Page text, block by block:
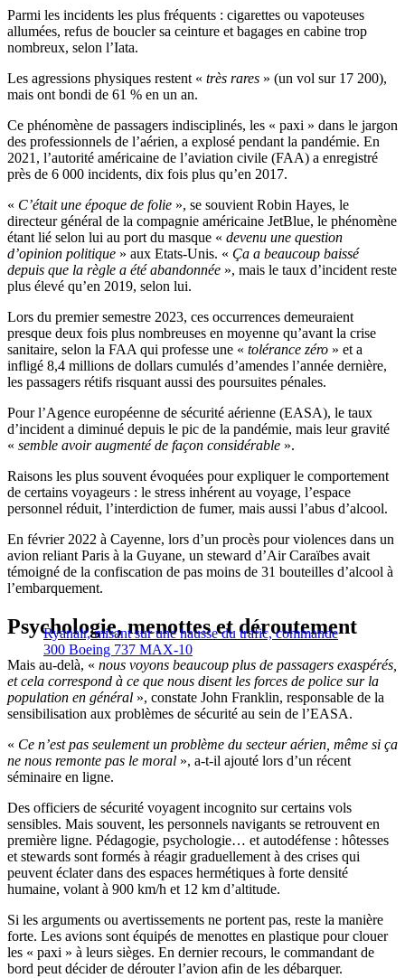
Parmi les incidents les plus fréquents : cigarettes ou vapoteuses
allumées, refus de boucler sa ceinture et bagages en cabine trop
nombreux, selon l’Iata.
Les agressions physiques restent « très rares » (un vol sur 17 200),
mais ont bondi de 61 % en un an.
Ce phénomène de passagers indisciplinés, les « paxi » dans le jargon
des professionnels de l’aérien, a explosé pendant la pandémie. En
2021, l’autorité américaine de l’aviation civile (FAA) a enregistré
près de 6 000 incidents, dix fois plus qu’en 2017.
« C’était une époque de folie », se souvient Robin Hayes, le
directeur général de la compagnie américaine JetBlue, le phénomène
étant lié selon lui au port du masque « devenu une question
d’opinion politique » aux Etats-Unis. « Ça a beaucoup baissé
depuis que la règle a été abandonnée », mais le taux d’incident reste
plus élevé qu’en 2019, selon lui.
Lors du premier semestre 2023, ces occurrences demeuraient
presque deux fois plus nombreuses en moyenne qu’avant la crise
sanitaire, selon la FAA qui professe une « tolérance zéro » et a
infligé 8,4 millions de dollars cumulés d’amendes l’année dernière,
les passagers rétifs risquant aussi des poursuites pénales.
Pour l’Agence européenne de sécurité aérienne (EASA), le taux
d’incident a diminué depuis le pic de la pandémie, mais leur gravité
« semble avoir augmenté de façon considérable ».
Raisons les plus souvent évoquées pour expliquer le comportement
de certains voyageurs : le stress inhérent au voyage, l’espace
personnel réduit, l’interdiction de fumer, mais aussi l’abus d’alcool.
En février 2022 à Cayenne, lors d’un procès pour violences dans un
avion reliant Paris à la Guyane, un steward d’Air Caraïbes avait
témoigné de la confiscation de pas moins de 31 bouteilles d’alcool à
l’embarquement.
Ryanair, misant sur une hausse du trafic, commande
300 Boeing 737 MAX-10
Psychologie, menottes et déroutement
Mais au-delà, « nous voyons beaucoup plus de passagers exaspérés,
et cela correspond à ce que nous disent les forces de police sur la
population en général », constate John Franklin, responsable de la
sensibilisation aux problèmes de sécurité au sein de l’EASA.
« Ce n’est pas seulement un problème du secteur aérien, même si ça
ne nous remonte pas le moral », a-t-il ajouté lors d’un récent
séminaire en ligne.
Des officiers de sécurité voyagent incognito sur certains vols
sensibles. Mais souvent, les personnels navigants se retrouvent en
première ligne. Pédagogie, psychologie… et autodéfense : hôtesses
et stewards sont formés à réagir graduellement à des crises qui
peuvent éclater dans des espaces hermétiques à forte densité
humaine, volant à 900 km/h et 12 km d’altitude.
Si les arguments ou avertissements ne portent pas, reste la manière
forte. Les avions sont équipés de menottes en plastique pour clouer
les « paxi » à leurs sièges. En dernier recours, le commandant de
bord peut décider de dérouter l’avion afin de les débarquer.